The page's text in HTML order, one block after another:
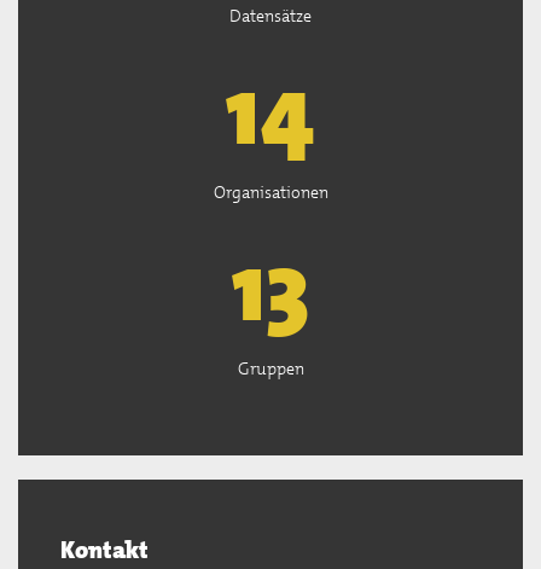
Datensätze
15
Organisationen
13
Gruppen
Kontakt